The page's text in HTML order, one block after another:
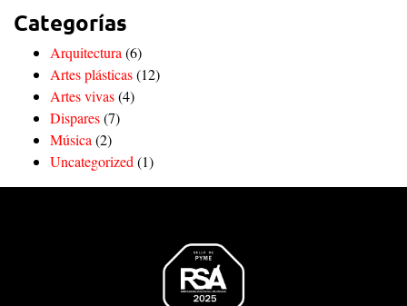
Categorías
Arquitectura(6)
Artes plásticas(12)
Artes vivas(4)
Dispares(7)
Música(2)
Uncategorized(1)